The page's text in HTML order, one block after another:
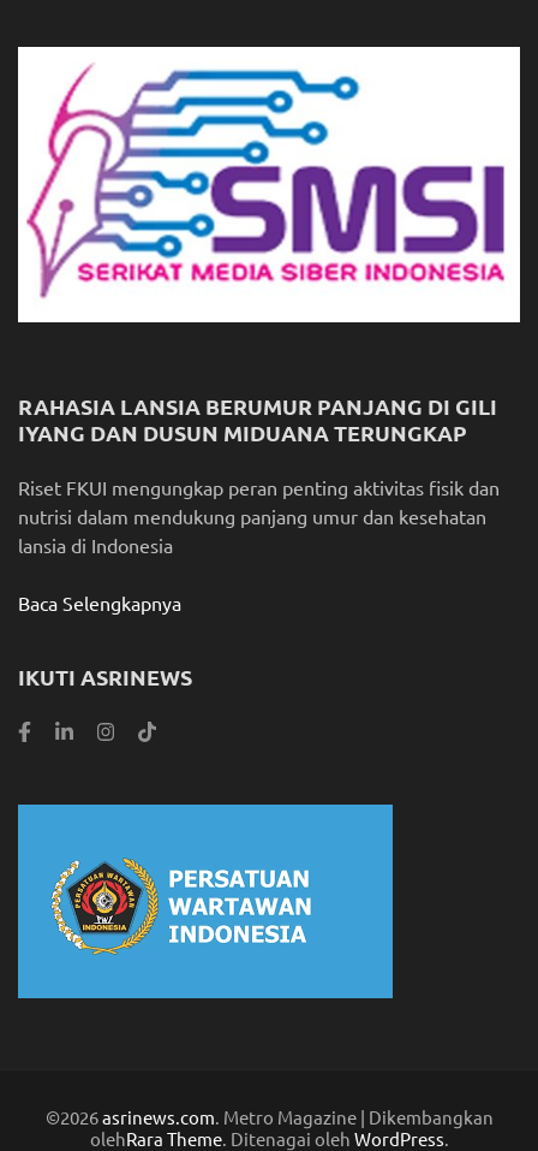
RAHASIA LANSIA BERUMUR PANJANG DI GILI
IYANG DAN DUSUN MIDUANA TERUNGKAP
Riset FKUI mengungkap peran penting aktivitas fisik dan
nutrisi dalam mendukung panjang umur dan kesehatan
lansia di Indonesia
Baca Selengkapnya
IKUTI ASRINEWS
©2026asrinews.com . Metro Magazine | Dikembangkan
olehRara Theme. Ditenagai oleh WordPress